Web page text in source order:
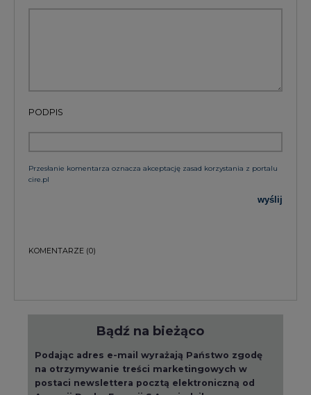
PODPIS
Przesłanie komentarza oznacza akceptację zasad korzystania z portalu
cire.pl
wyślij
KOMENTARZE (0)
Bądź na bieżąco
Podając adres e-mail wyrażają Państwo zgodę
na otrzymywanie treści marketingowych w
postaci newslettera pocztą elektroniczną od